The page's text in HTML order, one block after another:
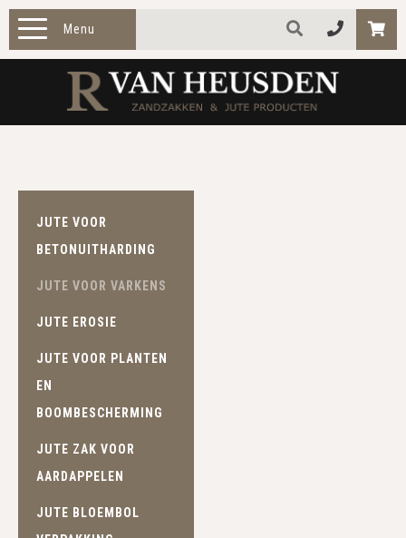
Menu
TOEPASSINGEN
CONTACT
JUTE VOOR
BETONUITHARDING
JUTE VOOR VARKENS
JUTE EROSIE
JUTE VOOR PLANTEN
EN
BOOMBESCHERMING
JUTE ZAK VOOR
AARDAPPELEN
JUTE BLOEMBOL